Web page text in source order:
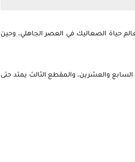
حياة الصعاليك في العصر الجاهلي، وحين
السابع والعشرين، والمقطع الثالث يمتد حتى